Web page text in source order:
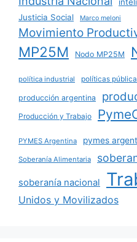
Justicia Social Marco meloni
Movimiento
MP25M Nodo MP25M
política industrial políticas
producción argentina
Producción y Trabajo
PYMES Argentina pymes
Soberanía Alimentaria
soberanía nacional
Unidos y Movilizados